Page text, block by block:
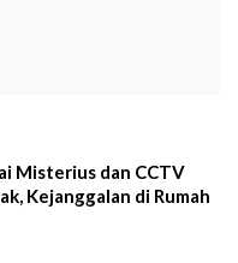
Misterius dan CCTV
Kejanggalan di Rumah